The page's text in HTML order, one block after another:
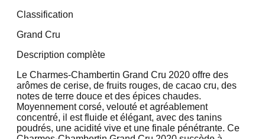
Classification
Grand Cru
Description complète
Le Charmes-Chambertin Grand Cru 2020 offre des
arômes de cerise, de fruits rouges, de cacao cru, des
notes de terre douce et des épices chaudes.
Moyennement corsé, velouté et agréablement
concentré, il est fluide et élégant, avec des tanins
poudrés, une acidité vive et une finale pénétrante. Ce